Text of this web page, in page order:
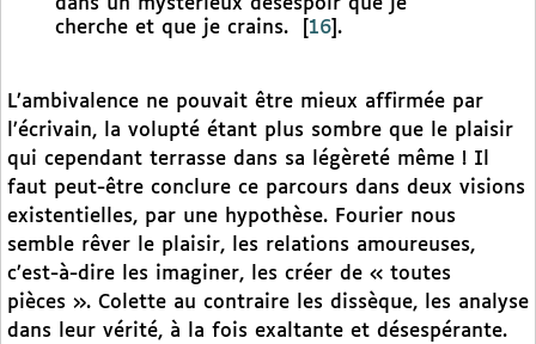
dans un mystérieux désespoir que je
cherche et que je crains.
16 .
L’ambivalence ne pouvait être mieux affirmée par
l’écrivain, la volupté étant plus sombre que le plaisir
qui cependant terrasse dans sa légèreté même ! Il
faut peut-être conclure ce parcours dans deux visions
existentielles, par une hypothèse. Fourier nous
semble rêver le plaisir, les relations amoureuses,
c’est-à-dire les imaginer, les créer de « toutes
pièces ». Colette au contraire les dissèque, les analyse
dans leur vérité, à la fois exaltante et désespérante.